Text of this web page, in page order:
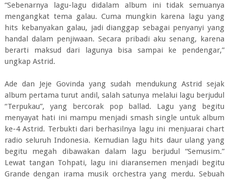
“Sebenarnya lagu-lagu didalam album ini tidak semuanya
mengangkat tema galau. Cuma mungkin karena lagu yang
hits kebanyakan galau, jadi dianggap sebagai penyanyi yang
handal dalam penjiwaan. Secara pribadi aku senang, karena
berarti maksud dari lagunya bisa sampai ke pendengar,”
ungkap Astrid.
Ade dan Jeje Govinda yang sudah mendukung Astrid sejak
album pertama turut andil, salah satunya melalui lagu berjudul
“Terpukau”, yang bercorak pop ballad. Lagu yang begitu
menyayat hati ini mampu menjadi smash single untuk album
ke-4 Astrid. Terbukti dari berhasilnya lagu ini menjuarai chart
radio seluruh Indonesia. Kemudian lagu hits daur ulang yang
begitu megah dibawakan dalam lagu berjudul “Semusim.”
Lewat tangan Tohpati, lagu ini diaransemen menjadi begitu
Grande dengan irama musik orchestra yang merdu. Sebuah